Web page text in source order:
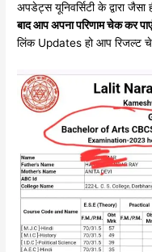
अपडेट्स यूनिवर्सिटी के द्वारा
बाद आप अपना परिणाम चेक कर
लिंक Updates हो आप रिजल्ट